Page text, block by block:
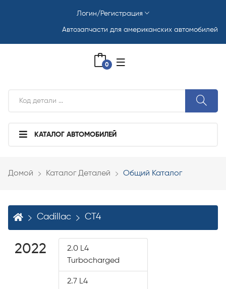
Автозапчасти для американских автомобилей
Логин/Регистрация
0
КАТАЛОГ АВТОМОБИЛЕЙ
Домой Каталог Деталей Общий Каталог
Cadillac CT4
2022
2.0 L4
Turbocharged
2.7 L4